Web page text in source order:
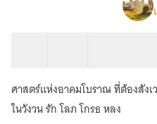
ศาสตร์แห่งอาคมโบราณ ที่ต้องสัง
ในวังวน รัก โลภ โกรธ หลง